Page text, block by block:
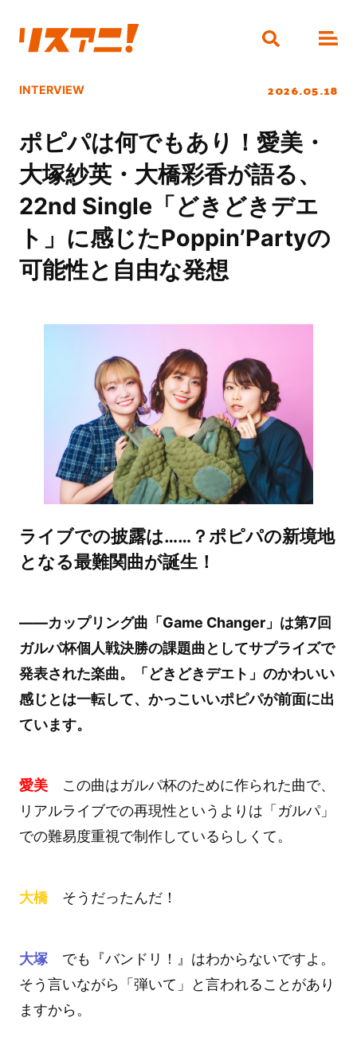
INTERVIEW 2026.05.18
ポピパは何でもあり！愛美・
大塚紗英・大橋彩香が語る、
22nd Single「どきどきデエ
ト」に感じたPoppin’Partyの
可能性と自由な発想
ライブでの披露は……？ポピパの新境地
となる最難関曲が誕生！
――カップリング曲「Game Changer」は第7回
ガルパ杯個人戦決勝の課題曲としてサプライズで
発表された楽曲。「どきどきデエト」のかわいい
感じとは一転して、かっこいいポピパが前面に出
ています。
愛美この曲はガルパ杯のために作られた曲で、
リアルライブでの再現性というよりは「ガルパ」
での難易度重視で制作しているらしくて。
大橋そうだったんだ！
大塚でも『バンドリ！』はわからないですよ。
そう言いながら「弾いて」と言われることがあり
ますから。